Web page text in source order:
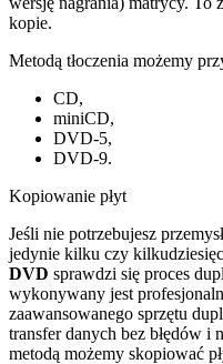
kopie.
Metodą tłoczenia możemy
CD,
miniCD,
DVD-5,
DVD-9.
Kopiowanie płyt
Jeśli nie potrzebujesz
jedynie kilku czy
DVD sprawdzi się proces
wykonywany jest
zaawansowanego sprzętu
transfer danych bez błędów i
metodą możemy skopiować